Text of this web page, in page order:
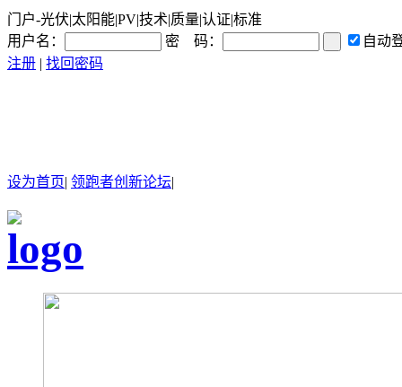
门户-光伏|太阳能|PV|技术|质量|认证|标准
用户名：
密 码：
自动
注册 | 找回密码
设为首页| 领跑者创新论坛|